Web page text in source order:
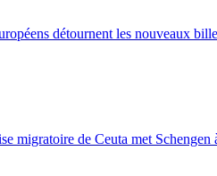
détournent les nouveaux
migratoire de Ceuta met Schengen